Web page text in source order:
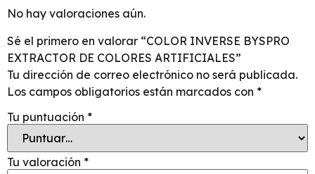
No hay valoraciones aún.
Sé el primero en valorar “COLOR INVERSE BYSPRO
EXTRACTOR DE COLORES ARTIFICIALES”
Tu dirección de correo electrónico no será publicada.
Los campos obligatorios están marcados con *
Tu puntuación *
Tu valoración *